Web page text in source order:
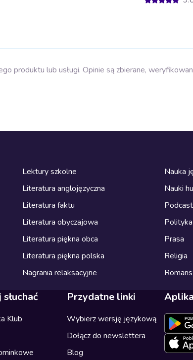
produktu lub usługi. Opinie są zbierane,
Lektury szkolne
Literatura anglojęzyczna
Literatura faktu
Literatura obyczajowa
Literatura piękna obca
Literatura piękna polska
Nagrania relaksacyjne
Nauka
Nauki
Polityka
Prasa
Religia
Romans
Klub
Przydatne linki
Wybierz wersję językową
Dołącz do newslettera
Blog